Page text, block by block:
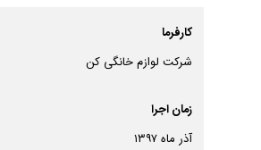
کارفرما
شرکت لوازم خانگی کن
زمان اجرا
آذر ماه ۱۳۹۷